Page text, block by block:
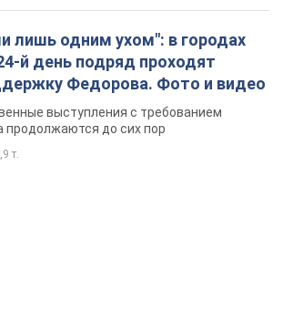
лишь одним ухом": в городах
й день подряд проходят
Федорова. Фото и видео
выступления с требованием
продолжаются до сих пор
т.